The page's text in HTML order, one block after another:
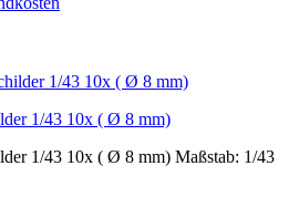
1/43 10x ( Ø 8 mm)
1/43 10x ( Ø 8 mm) Maßstab: 1/43